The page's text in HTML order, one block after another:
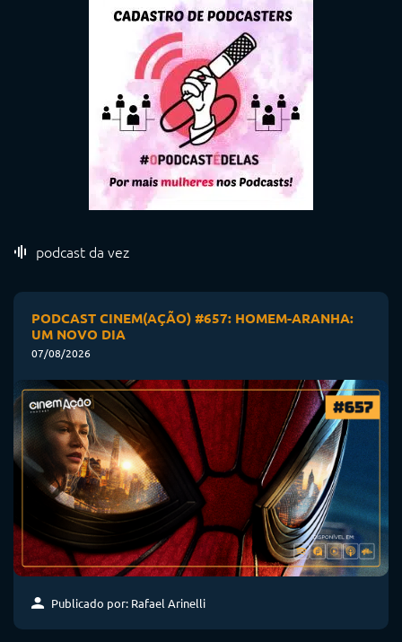
podcast da vez
PODCAST CINEM(AÇÃO) #657: HOMEM-ARANHA:
UM NOVO DIA
07/08/2026
Publicado por: Rafael Arinelli